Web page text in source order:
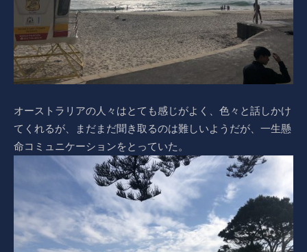
オーストラリアの人々はとても感じがよく、色々と話しかけ
てくれるが、まだまだ聞き取るのは難しいようだが、一生懸
命コミュニケーションをとっていた。